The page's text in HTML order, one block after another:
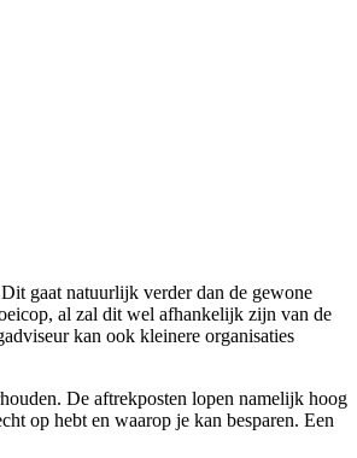
gaat natuurlijk verder dan de gewone
al zal dit wel afhankelijk zijn van de
kan ook kleinere organisaties
De aftrekposten lopen namelijk hoog
op hebt en waarop je kan besparen. Een